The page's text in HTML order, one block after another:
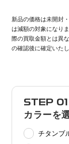
新品の価格は未開封
は減額の対象になり
際の買取金額とは異
の確認後に確定いた
STEP 01
カラーを
チタンブ